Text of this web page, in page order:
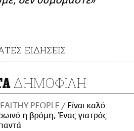
ΕΙΔΗΣΕΙΣ
ΔΗΜΟΦΙΛΗ
PEOPLE
Είναι καλό
η βρόμη; Ένας γιατρός